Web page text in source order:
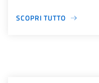
SCOPRI TUTTO